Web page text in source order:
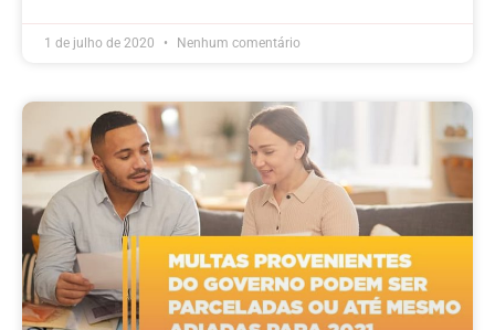
1 de julho de 2020 Nenhum comentário